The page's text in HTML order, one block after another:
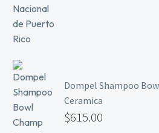
Dompel Shampoo
Ceramica
$615.00